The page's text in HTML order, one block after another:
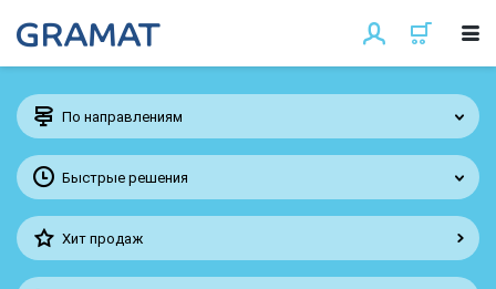
По направлениям
Быстрые решения
Хит продаж